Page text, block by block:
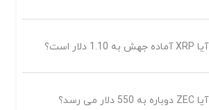
آیا XRP آماده جهش به 1.10 دلار است؟
آیا ZEC دوباره به 550 دلار می رسد؟